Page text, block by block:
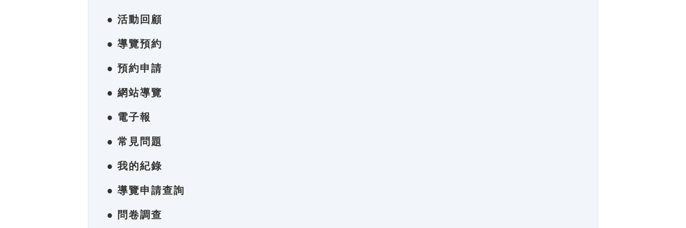
● 活動回顧
● 導覽預約
● 預約申請
● 網站導覽
● 電子報
● 常見問題
● 我的紀錄
● 導覽申請查詢
● 問卷調查